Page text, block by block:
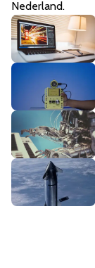
Nederland.